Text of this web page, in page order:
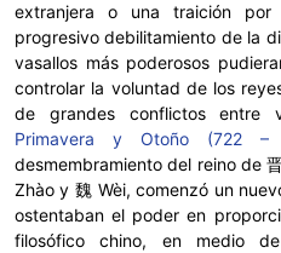
extranjera o una traición
progresivo debilitamiento de la
vasallos más poderosos
controlar la voluntad de los
de grandes conflictos entre
Primavera y Otoño (722 –
desmembramiento del reino de
Zhào y 魏 Wèi, comenzó un
ostentaban el poder en
filosófico chino, en medio